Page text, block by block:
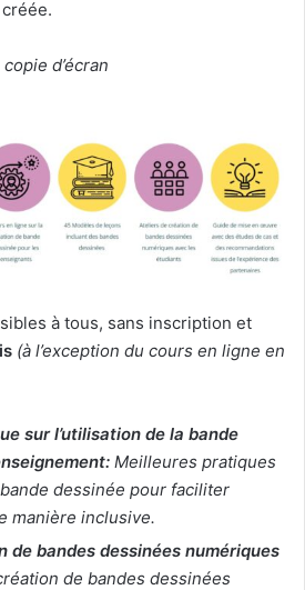
copie d’écran
à tous, sans inscription et
(à l’exception du cours en ligne en
sur l’utilisation de la bande
Meilleures pratiques
dessinée pour faciliter
manière inclusive.
de bandes dessinées numériques
de bandes dessinées